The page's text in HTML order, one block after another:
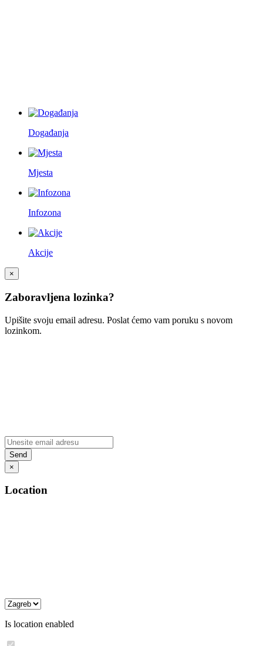
Događanja
Mjesta
Infozona
Akcije
×
Zaboravljena lozinka?
Upišite svoju email adresu. Poslat ćemo vam poruku s novom
lozinkom.
×
Location
Is location enabled